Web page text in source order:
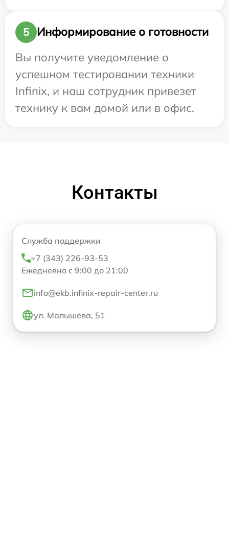
5
Информирование о готовности
Вы получите уведомление о
успешном тестировании техники
Infinix, и наш сотрудник привезет
технику к вам домой или в офис.
Контакты
Служба поддержки
+7 (343) 226-93-53
Ежедневно с 9:00 до 21:00
info@ekb.infinix-repair-center.ru
ул. Малышева, 51